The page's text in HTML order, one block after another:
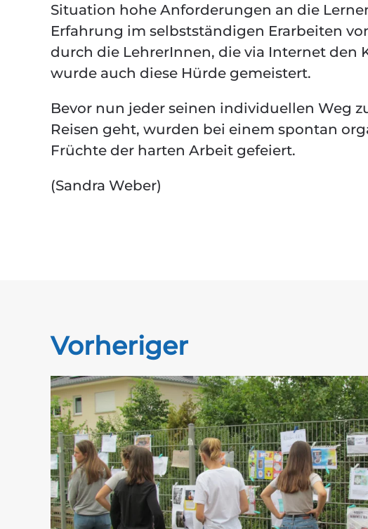
Situation hohe Anforderungen an die
Erfahrung im selbstständigen Erarbeiten
durch die LehrerInnen, die via Internet den
wurde auch diese Hürde gemeistert.
Bevor nun jeder seinen individuellen Weg
Reisen geht, wurden bei einem spontan
Früchte der harten Arbeit gefeiert.
(Sandra Weber)
Vorheriger